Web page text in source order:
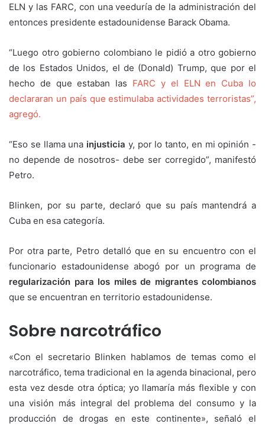
ELN y las FARC, con una veeduría de la administración del
entonces presidente estadounidense Barack Obama.
“Luego otro gobierno colombiano le pidió a otro gobierno
de los Estados Unidos, el de (Donald) Trump, que por el
hecho de que estaban las FARC y el ELN en Cuba lo
declararan un país que estimulaba actividades terroristas”,
agregó.
“Eso se llama una injusticia y, por lo tanto, en mi opinión -
no depende de nosotros- debe ser corregido”, manifestó
Petro.
Blinken, por su parte, declaró que su país mantendrá a
Cuba en esa categoría.
Por otra parte, Petro detalló que en su encuentro con el
funcionario estadounidense abogó por un programa de
regularización para los miles de migrantes colombianos
que se encuentran en territorio estadounidense.
Sobre narcotráfico
«Con el secretario Blinken hablamos de temas como el
narcotráfico, tema tradicional en la agenda binacional, pero
esta vez desde otra óptica; yo llamaría más flexible y con
una visión más integral del problema del consumo y la
producción de drogas en este continente», señaló el